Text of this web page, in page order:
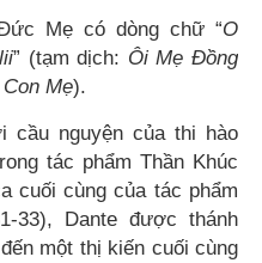
Mẹ có dòng chữ “O
” (tạm dịch: Ôi Mẹ Đồng
Mẹ).
nguyện của thi hào
tác phẩm Thần Khúc
cuối cùng của tác phẩm
33), Dante được thánh
một thị kiến cuối cùng